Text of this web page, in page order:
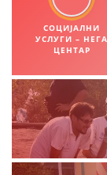
СОЦИЈАЛНИ
УСЛУГИ – НЕГА
ЦЕНТАР